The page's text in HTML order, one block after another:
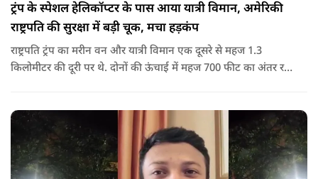
ट्रंप के स्पेशल हेलिकॉप्टर के पास आया यात्री विमान, अमेरिकी
राष्ट्रपति की सुरक्षा में बड़ी चूक, मचा हड़कंप
राष्ट्रपति ट्रंप का मरीन वन और यात्री विमान एक दूसरे से महज 1.3
किलोमीटर की दूरी पर थे. दोनों की ऊंचाई में महज 700 फीट का अंतर रह